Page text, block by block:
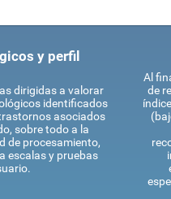
y perfil
dirigidas a valorar
identificados
asociados
sobre todo a la
de procesamiento,
escalas y pruebas
Al
de